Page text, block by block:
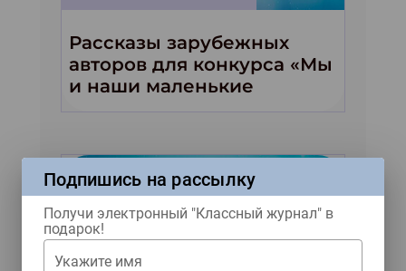
Рассказы зарубежных
авторов для конкурса «Мы
и наши маленькие
волшебники!»
Подпишись на рассылку
Получи электронный "Классный журнал" в
подарок!
Укажите имя